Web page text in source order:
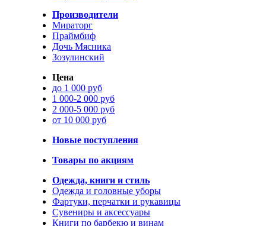
Производители
Мираторг
Праймбиф
Дочь Мясника
Зозулинский
Цена
до 1 000 руб
1 000-2 000 руб
2 000-5 000 руб
от 10 000 руб
Новые поступления
Товары по акциям
Одежда, книги и стиль
Одежда и головные уборы
Фартуки, перчатки и рукавицы
Сувениры и аксессуары
Книги по барбекю и винам